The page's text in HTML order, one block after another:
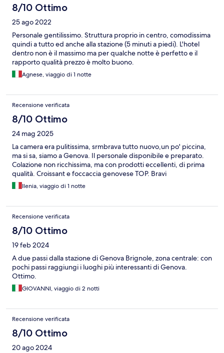
8/10 Ottimo
25 ago 2022
Personale gentilissimo. Struttura proprio in centro, comodissima
quindi a tutto ed anche alla stazione (5 minuti a piedi). L'hotel
dentro non è il massimo ma per qualche notte è perfetto e il
rapporto qualità prezzo è molto buono.
Agnese, viaggio di 1 notte
Recensione verificata
8/10 Ottimo
24 mag 2025
La camera era pulitissima, srmbrava tutto nuovo,un po' piccina,
ma si sa, siamo a Genova. Il personale disponibile e preparato.
Colazione non ricchissima, ma con prodotti eccellenti, di prima
qualità. Croissant e foccaccia genovese TOP. Bravi
Ilenia, viaggio di 1 notte
Recensione verificata
8/10 Ottimo
19 feb 2024
A due passi dalla stazione di Genova Brignole, zona centrale: con
pochi passi raggiungi i luoghi più interessanti di Genova.
Ottimo.
GIOVANNI, viaggio di 2 notti
Recensione verificata
8/10 Ottimo
20 ago 2024